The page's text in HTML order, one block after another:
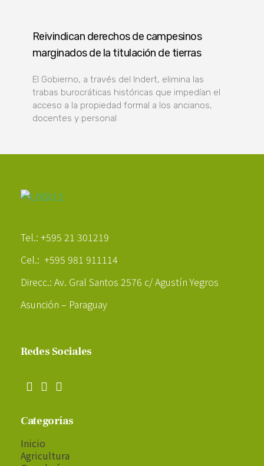
Reivindican derechos de campesinos
marginados de la titulación de tierras
El Gobierno, a través del Indert, elimina las
trabas burocráticas históricas que impedían el
acceso a la propiedad formal a los ancianos,
docentes y personal
Tel.: +595 21 301219
Cel.: +595 981 911114
Direcc.: Av. Gral Santos 2576 c/ Agustín Yegros
Asunción – Paraguay
Redes Sociales
Categorías
Inicio
Agricultura